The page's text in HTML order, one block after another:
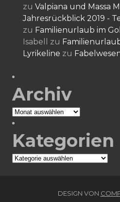
zu Valpiana und Massa
Jahresrückblick 2019 -
zu Familienurlaub im
Isabell
zu
Lyrikeline zu
Archiv
Archiv
Kategorien
Kategorien
DESIGN VON